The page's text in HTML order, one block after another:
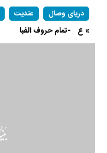
دریای وصال عندیت
» ع -تمام حروف الفبا